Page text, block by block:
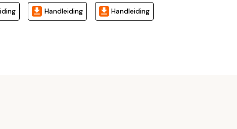
Handleiding Handleiding